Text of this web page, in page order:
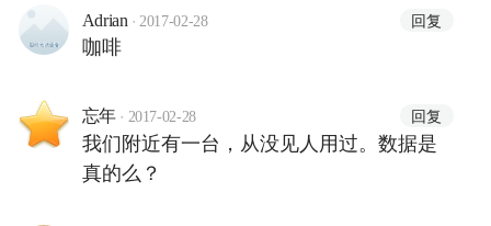
Adrian · 2017-02-28 回复
咖啡
忘年 · 2017-02-28 回复
我们附近有一台，从没见人用过。数据是
真的么？